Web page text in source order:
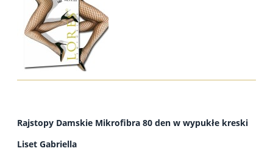
Rajstopy Damskie Mikrofibra 80 den w wypukłe kreski
Liset Gabriella